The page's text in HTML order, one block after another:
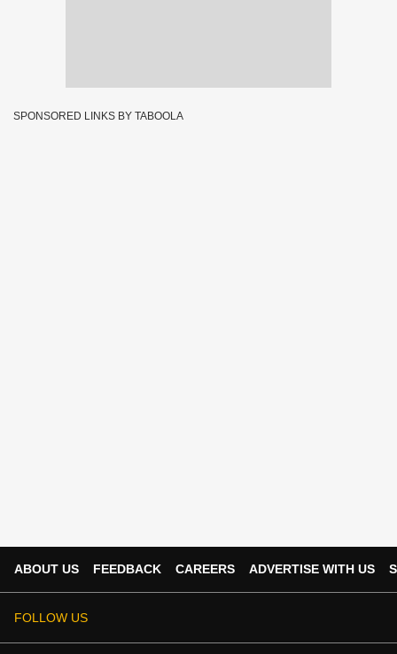
SPONSORED LINKS BY TABOOLA
ABOUT US FEEDBACK CAREERS ADVERTISE WITH US
FOLLOW US